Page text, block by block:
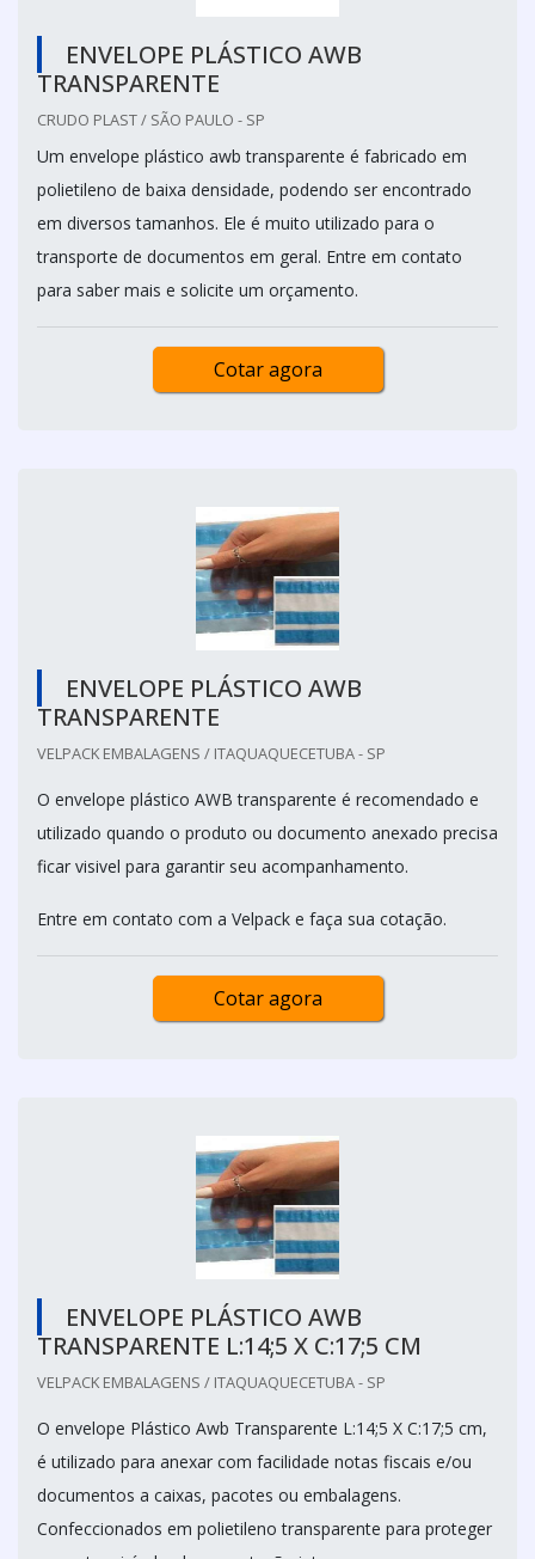
ENVELOPE PLÁSTICO AWB
TRANSPARENTE
CRUDO PLAST / SÃO PAULO - SP
Um envelope plástico awb transparente é fabricado em
polietileno de baixa densidade, podendo ser encontrado
em diversos tamanhos. Ele é muito utilizado para o
transporte de documentos em geral. Entre em contato
para saber mais e solicite um orçamento.
Cotar agora
ENVELOPE PLÁSTICO AWB
TRANSPARENTE
VELPACK EMBALAGENS / ITAQUAQUECETUBA - SP
O envelope plástico AWB transparente é recomendado e
utilizado quando o produto ou documento anexado precisa
ficar visivel para garantir seu acompanhamento.
Entre em contato com a Velpack e faça sua cotação.
Cotar agora
ENVELOPE PLÁSTICO AWB
TRANSPARENTE L:14;5 X C:17;5 CM
VELPACK EMBALAGENS / ITAQUAQUECETUBA - SP
O envelope Plástico Awb Transparente L:14;5 X C:17;5 cm,
é utilizado para anexar com facilidade notas fiscais e/ou
documentos a caixas, pacotes ou embalagens.
Confeccionados em polietileno transparente para proteger